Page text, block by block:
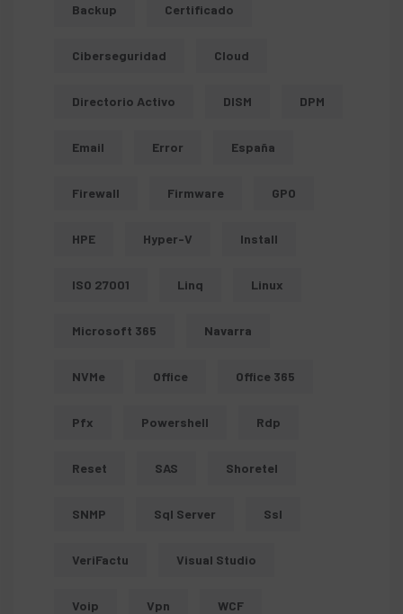
Backup Certificado
Ciberseguridad Cloud
Directorio Activo DISM DPM
Email Error España
Firewall Firmware GPO
HPE Hyper-V Install
ISO 27001 Linq Linux
Microsoft 365 Navarra
NVMe Office Office 365
Pfx Powershell Rdp
Reset SAS Shoretel
SNMP Sql Server Ssl
VeriFactu Visual Studio
Voip Vpn WCF